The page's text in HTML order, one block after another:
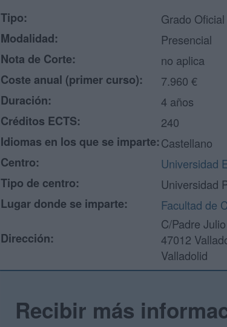
Tipo:
Grado Oficial
Modalidad:
Presencial
Nota de Corte:
no aplica
Coste anual (primer curso):
7.960 €
Duración:
4 años
Créditos ECTS:
240
Idiomas en los que se imparte:Castellano
Centro:
Universidad
Tipo de centro:
Universidad
Lugar donde se imparte:
Facultad de
Dirección:
C/Padre
47012
Valladolid
Recibir más